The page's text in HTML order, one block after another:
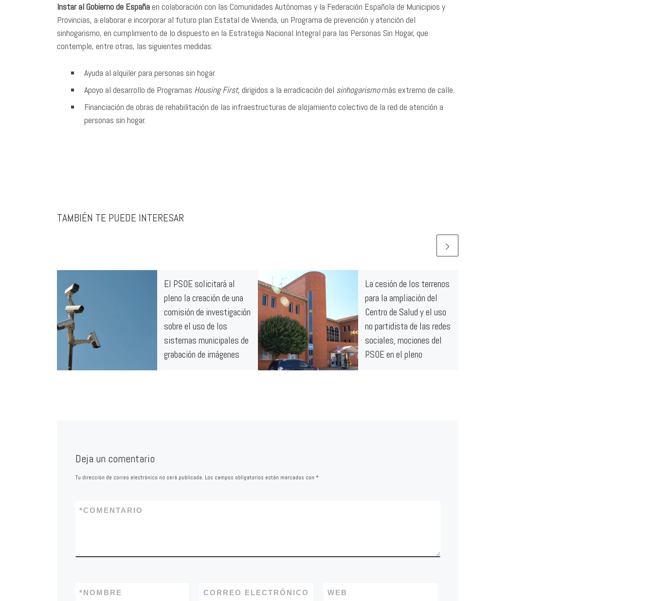
Instar al Gobierno de Españaen colaboración con las Comunidades Autónomas y la Federación Española de Municipios y
Provincias, a elaborar e incorporar al futuro plan Estatal de Vivienda, un Programa de prevención y atención del
sinhogarismo, en cumplimiento de lo dispuesto en la Estrategia Nacional Integral para las Personas Sin Hogar, que
contemple, entre otras, las siguientes medidas:
Ayuda al alquiler para personas sin hogar.
Apoyo al desarrollo de Programas Housing First, dirigidos a la erradicación del sinhogarismomás extremo de calle.
Financiación de obras de rehabilitación de las infraestructuras de alojamiento colectivo de la red de atención a
personas sin hogar.
TAMBIÉN TE PUEDE INTERESAR
El PSOE solicitará al
pleno la creación de una
comisión de investigación
sobre el uso de los
sistemas municipales de
grabación de imágenes
captación y utilización de
La cesión de los terrenos
para la ampliación del
Centro de Salud y el uso
no partidista de las redes
sociales, mociones del
PSOE en el pleno
Deja un comentario
Tu dirección de correo electrónico no será publicada. Los campos obligatorios están marcados con *
COMENTARIO
*
NOMBRE
*
CORREO ELECTRÓNICO
WEB